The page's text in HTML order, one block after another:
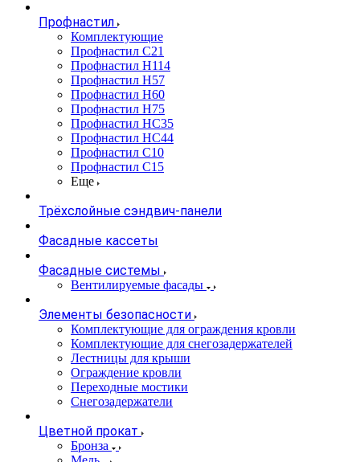
Профнастил
Комплектующие
Профнастил C21
Профнастил Н114
Профнастил Н57
Профнастил Н60
Профнастил Н75
Профнастил НС35
Профнастил НС44
Профнастил С10
Профнастил С15
Еще
Трёхслойные сэндвич-панели
Фасадные кассеты
Фасадные системы
Вентилируемые фасады
Элементы безопасности
Комплектующие для ограждения кровли
Комплектующие для снегозадержателей
Лестницы для крыши
Ограждение кровли
Переходные мостики
Снегозадержатели
Цветной прокат
Бронза